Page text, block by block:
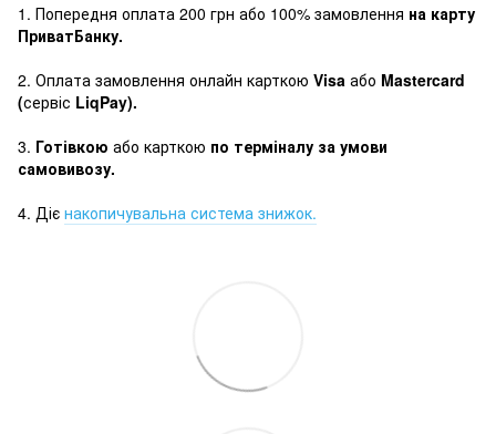
1. Попередня оплата 200 грн або 100% замовлення на карту
ПриватБанку.
2. Оплата замовлення онлайн карткою Visa або Mastercard
(сервіс LiqPay).
3. Готівкою або карткою по терміналу за умови
самовивозу.
4. Діє накопичувальна система знижок.